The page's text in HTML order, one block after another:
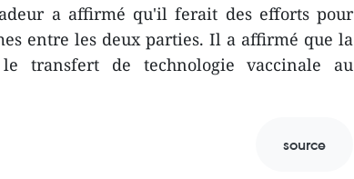
a affirmé qu'il ferait des efforts pour
entre les deux parties. Il a affirmé que la
transfert de technologie vaccinale au
source